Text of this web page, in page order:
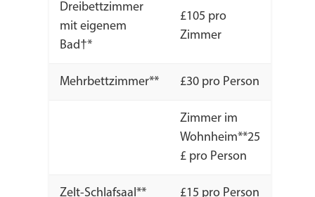
Dreibettzimmer
mit eigenem
Bad†*
£105 pro
Zimmer
Mehrbettzimmer** £30 pro Person
Zimmer im
Wohnheim**25
£ pro Person
Zelt-Schlafsaal** £15 pro Person